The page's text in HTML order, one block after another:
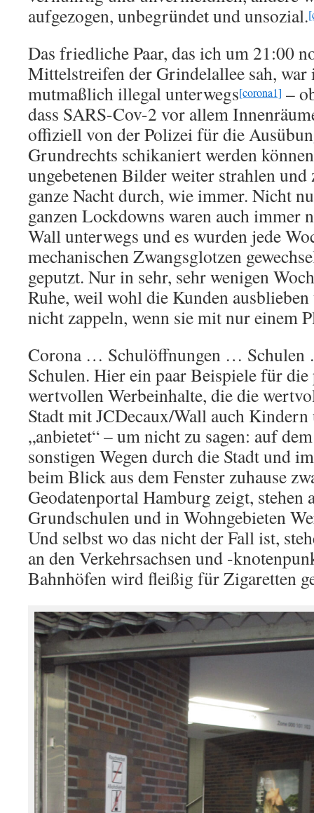
aufgezogen, unbegründet und unsozial.
Das friedliche Paar, das ich um 21:00
Mittelstreifen der Grindelallee sah, war
mutmaßlich illegal unterwegs[corona1] –
dass SARS-Cov-2 vor allem
offiziell von der Polizei für die
Grundrechts schikaniert werden
ungebetenen Bilder weiter strahlen
ganze Nacht durch, wie immer. Nicht
ganzen Lockdowns waren auch immer
Wall unterwegs und es wurden jede
mechanischen Zwangsglotzen
geputzt. Nur in sehr, sehr wenigen
Ruhe, weil wohl die Kunden
nicht zappeln, wenn sie mit nur einem
Corona … Schulöffnungen … Schulen
Schulen. Hier ein paar Beispiele für die
wertvollen Werbeinhalte, die die
Stadt mit JCDecaux/Wall auch
„anbietet“ – um nicht zu sagen: auf
sonstigen Wegen durch die Stadt und
beim Blick aus dem Fenster zuhause
Geodatenportal Hamburg zeigt, stehen
Grundschulen und in Wohngebieten
Und selbst wo das nicht der Fall ist,
an den Verkehrsachsen und -
Bahnhöfen wird fleißig für Zigaretten